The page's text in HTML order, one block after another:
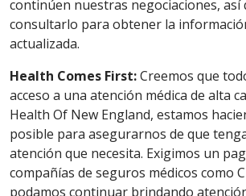
continúen nuestras negociaciones, así
consultarlo para obtener la
actualizada.
Health Comes First:Creemos que
acceso a una atención médica de alta
Health Of New England, estamos
posible para asegurarnos de que
atención que necesita. Exigimos un
compañías de seguros médicos como
podamos continuar brindando